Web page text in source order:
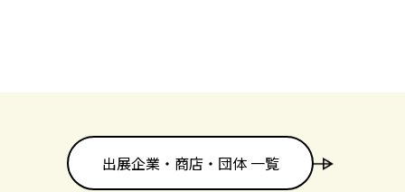
出展企業・商店・団体 一覧